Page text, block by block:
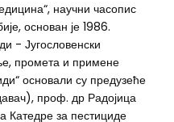
научни часопис
основан је 1986.
- Југословенски
промета и примене
основали су предузеће
проф. др Радојица
Катедре за пестициде